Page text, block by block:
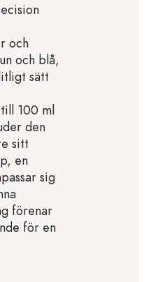
och
och blå,
sätt
100 ml
den
sitt
en
sig
förenar
för en